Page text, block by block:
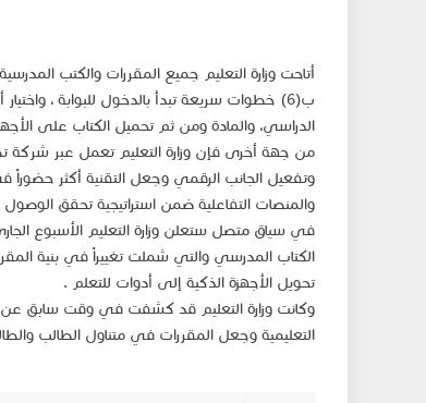
أتاحت وزارة التعليم جميع المقررات والكتب
ب(6) خطوات سريعة تبدأ بالدخول للبوابة ،
الدراسي، والمادة ومن ثم تحميل الكتاب على
من جهة أخرى فإن وزارة التعليم تعمل عبر شركة
وتفعيل الجانب الرقمي وجعل التقنية أكثر حضوراً
والمنصات التفاعلية ضمن استراتيجية تحقق
في سياق متصل ستعلن وزارة التعليم الأسبوع
الكتاب المدرسي والتي شملت تغييراً في بنية
تحويل الأجهزة الذكية إلى أدوات للتعلم .
وكانت وزارة التعليم قد كشفت في وقت سابق عن
التعليمية وجعل المقررات في متناول الطالب